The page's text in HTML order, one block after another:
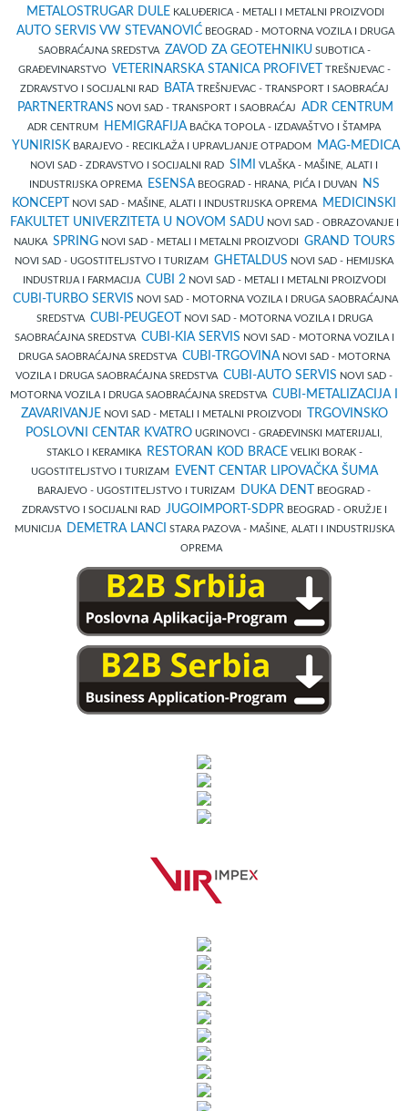
METALOSTRUGAR DULE KALUĐERICA - METALI I METALNI PROIZVODI
AUTO SERVIS VW STEVANOVIĆ BEOGRAD - MOTORNA VOZILA I DRUGA
SAOBRAĆAJNA SREDSTVA ZAVOD ZA GEOTEHNIKUSUBOTICA -
GRAĐEVINARSTVO VETERINARSKA STANICA PROFIVET
TREŠNJEVAC -
ZDRAVSTVO I SOCIJALNI RAD
BATATREŠNJEVAC - TRANSPORT I SAOBRAĆAJ
PARTNERTRANS NOVI SAD - TRANSPORT I SAOBRAĆAJ ADR CENTRUM
ADR CENTRUM HEMIGRAFIJA BAČKA TOPOLA - IZDAVAŠTVO I ŠTAMPA
YUNIRISKBARAJEVO - RECIKLAŽA I UPRAVLJANJE OTPADOM MAG-MEDICA
NOVI SAD - ZDRAVSTVO I SOCIJALNI RAD SIMI
VLAŠKA - MAŠINE, ALATI I
INDUSTRIJSKA OPREMA
ESENSABEOGRAD - HRANA, PIĆA I DUVAN
NS
KONCEPT
NOVI SAD - MAŠINE, ALATI I INDUSTRIJSKA OPREMA
MEDICINSKI
FAKULTET UNIVERZITETA U NOVOM SADUNOVI SAD - OBRAZOVANJE I
NAUKA SPRINGNOVI SAD - METALI I METALNI PROIZVODI GRAND TOURS
NOVI SAD - UGOSTITELJSTVO I TURIZAM GHETALDUS NOVI SAD - HEMIJSKA
INDUSTRIJA I FARMACIJA CUBI 2 NOVI SAD - METALI I METALNI PROIZVODI
CUBI-TURBO SERVIS NOVI SAD - MOTORNA VOZILA I DRUGA SAOBRAĆAJNA
SREDSTVA CUBI-PEUGEOT
NOVI SAD - MOTORNA VOZILA I DRUGA
SAOBRAĆAJNA SREDSTVA CUBI-KIA SERVIS NOVI SAD - MOTORNA VOZILA I
DRUGA SAOBRAĆAJNA SREDSTVA CUBI-TRGOVINA NOVI SAD - MOTORNA
VOZILA I DRUGA SAOBRAĆAJNA SREDSTVA CUBI-AUTO SERVIS NOVI SAD -
MOTORNA VOZILA I DRUGA SAOBRAĆAJNA SREDSTVA CUBI-METALIZACIJA I
ZAVARIVANJE NOVI SAD - METALI I METALNI PROIZVODI
TRGOVINSKO
POSLOVNI CENTAR KVATRO UGRINOVCI - GRAĐEVINSKI MATERIJALI,
STAKLO I KERAMIKA
RESTORAN KOD BRACE VELIKI BORAK -
UGOSTITELJSTVO I TURIZAM
EVENT CENTAR LIPOVAČKA ŠUMA
BARAJEVO - UGOSTITELJSTVO I TURIZAM DUKA DENT
BEOGRAD -
ZDRAVSTVO I SOCIJALNI RAD
JUGOIMPORT-SDPR BEOGRAD - ORUŽJE I
MUNICIJA
DEMETRA LANCI
STARA PAZOVA - MAŠINE, ALATI I INDUSTRIJSKA
OPREMA